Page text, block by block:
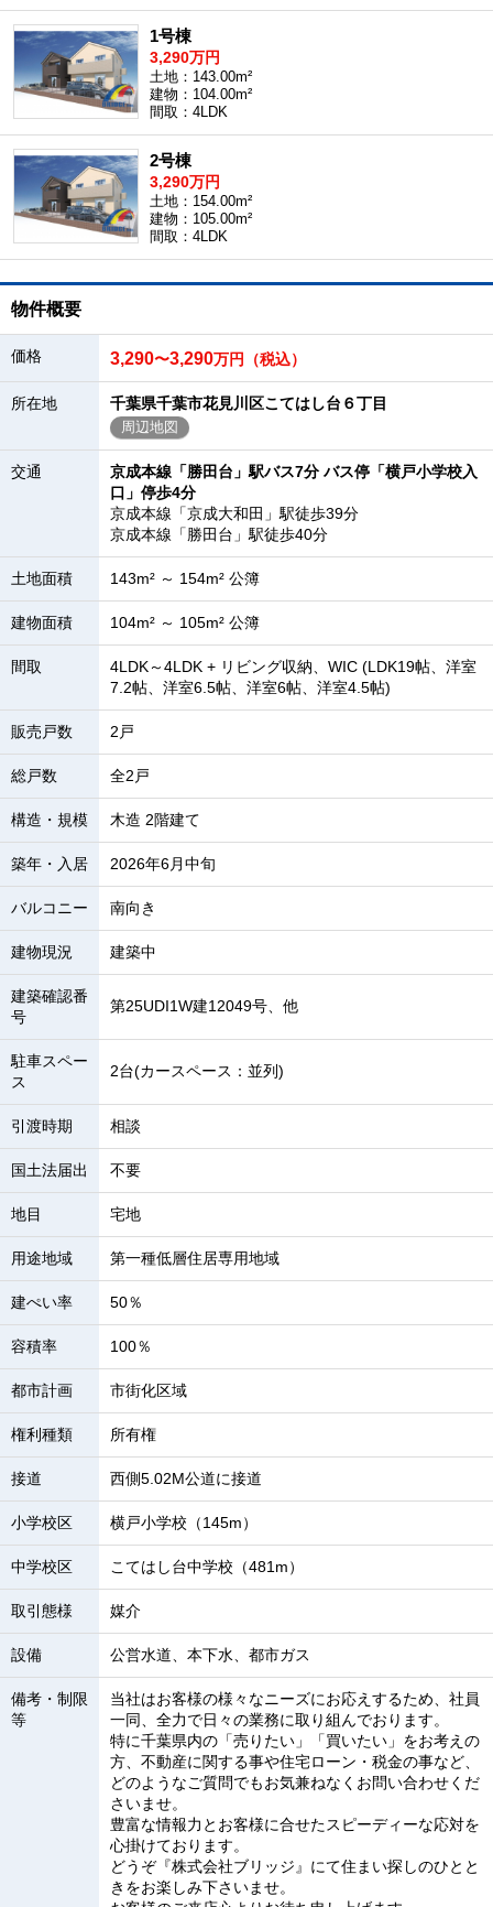
1号棟
3,290万円
土地：143.00m²
建物：104.00m²
間取：4LDK
2号棟
3,290万円
土地：154.00m²
建物：105.00m²
間取：4LDK
物件概要
価格 3,290〜3,290万円（税込）
所在地 千葉県千葉市花見川区こてはし台６丁目
周辺地図
交通
京成本線「勝田台」駅バス7分 バス停「横戸小学校入
口」停歩4分
京成本線「京成大和田」駅徒歩39分
京成本線「勝田台」駅徒歩40分
土地面積 143m² ～ 154m² 公簿
建物面積 104m² ～ 105m² 公簿
間取
4LDK～4LDK + リビング収納、WIC (LDK19帖、洋室
7.2帖、洋室6.5帖、洋室6帖、洋室4.5帖)
販売戸数 2戸
総戸数 全2戸
構造・規模 木造 2階建て
築年・入居 2026年6月中旬
バルコニー 南向き
建物現況 建築中
建築確認番
号
第25UDI1W建12049号、他
駐車スペー
ス
2台(カースペース：並列)
引渡時期 相談
国土法届出 不要
地目 宅地
用途地域 第一種低層住居専用地域
建ぺい率 50％
容積率 100％
都市計画 市街化区域
権利種類 所有権
接道 西側5.02M公道に接道
小学校区 横戸小学校（145m）
中学校区 こてはし台中学校（481m）
取引態様 媒介
設備 公営水道、本下水、都市ガス
備考・制限
等
当社はお客様の様々なニーズにお応えするため、社員
一同、全力で日々の業務に取り組んでおります。
特に千葉県内の「売りたい」「買いたい」をお考えの
方、不動産に関する事や住宅ローン・税金の事など、
どのようなご質問でもお気兼ねなくお問い合わせくだ
さいませ。
豊富な情報力とお客様に合せたスピーディーな応対を
心掛けております。
どうぞ『株式会社ブリッジ』にて住まい探しのひとと
きをお楽しみ下さいませ。